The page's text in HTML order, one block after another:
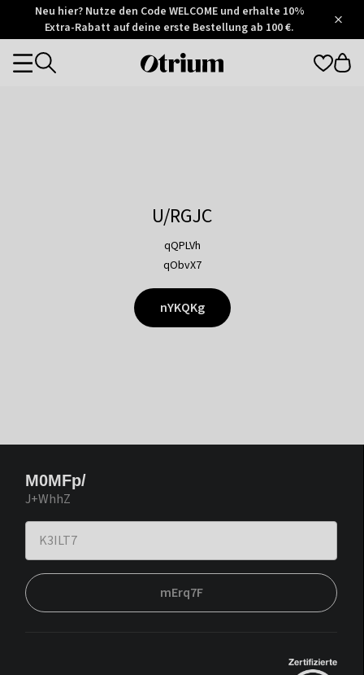
Otrium
Trustpilot
Neu hier? Nutze den Code WELCOME und erhalte 10%
Extra-Rabatt auf deine erste Bestellung ab 100 €.
Otrium
Categories
U/RGJC
qQPLVh
qObvX7
nYKQKg
M0MFp/
J+WhhZ
mErq7F